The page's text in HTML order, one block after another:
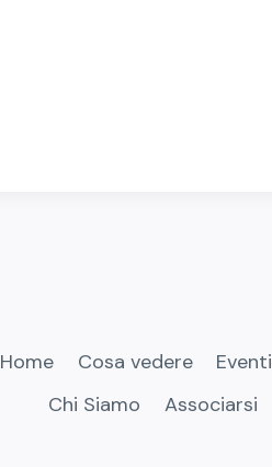
Home Cosa vedere Eventi
Chi Siamo
Associarsi